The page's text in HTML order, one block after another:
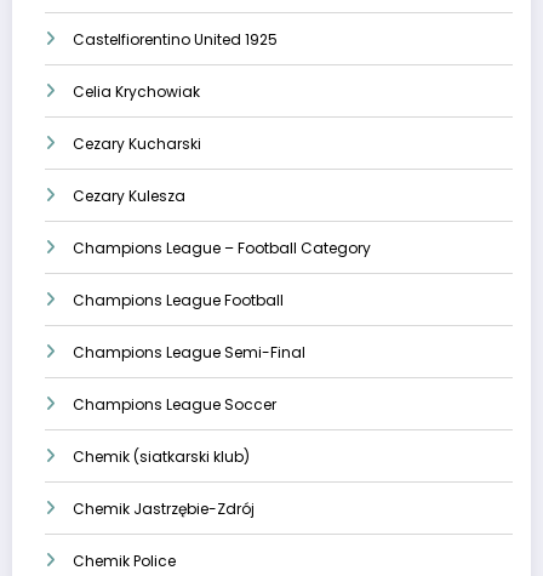
Castelfiorentino United 1925
Celia Krychowiak
Cezary Kucharski
Cezary Kulesza
Champions League – Football Category
Champions League Football
Champions League Semi-Final
Champions League Soccer
Chemik (siatkarski klub)
Chemik Jastrzębie-Zdrój
Chemik Police